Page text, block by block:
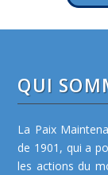
QUI
La Paix
de 1901, qui a
les actions du